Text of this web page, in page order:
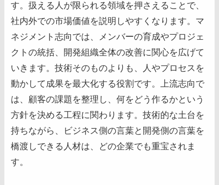
す。扱える人が限られる領域を押さえることで、
社内外での市場価値を説明しやすくなります。マ
ネジメント志向では、メンバーの育成やプロジェ
クトの統括、開発組織全体の改善に関心を広げて
いきます。技術そのものよりも、人やプロセスを
動かして成果を最大化する役割です。上流志向で
は、顧客の課題を整理し、何をどう作るかという
方針を決める工程に関わります。技術的な土台を
持ちながら、ビジネス側の言葉と開発側の言葉を
橋渡しできる人材は、どの企業でも重宝されま
す。